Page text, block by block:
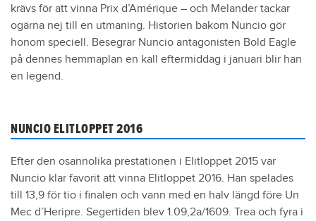
krävs för att vinna Prix d’Amérique – och Melander tackar
ogärna nej till en utmaning. Historien bakom Nuncio gör
honom speciell. Besegrar Nuncio antagonisten Bold Eagle
på dennes hemmaplan en kall eftermiddag i januari blir han
en legend.
NUNCIO ELITLOPPET 2016
Efter den osannolika prestationen i Elitloppet 2015 var
Nuncio klar favorit att vinna Elitloppet 2016. Han spelades
till 13,9 för tio i finalen och vann med en halv längd före Un
Mec d’Heripre. Segertiden blev 1.09,2a/1609. Trea och fyra i